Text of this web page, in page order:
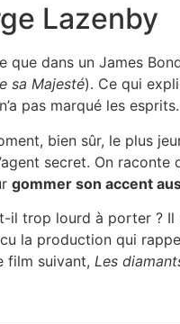
Lazenby
que dans un James
sa Majesté). Ce qui
pas marqué les esprits.
bien sûr, le plus
secret. On raconte
gommer son accent
il trop lourd à porter ? Il
la production qui
film suivant, Les